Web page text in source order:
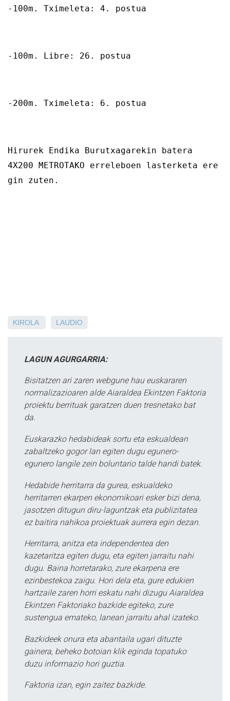
-100m. Tximeleta: 4. postua
-100m. Libre: 26. postua
-200m. Tximeleta: 6. postua
Hirurek Endika Burutxagarekin batera
4X200 METROTAKO erreleboen lasterketa ere
gin zuten.
KIROLA LAUDIO
LAGUN AGURGARRIA:
Bisitatzen ari zaren webgune hau euskararen
normalizazioaren alde Aiaraldea Ekintzen Faktoria
proiektu berrituak garatzen duen tresnetako bat
da.
Euskarazko hedabideak sortu eta eskualdean
zabaltzeko gogor lan egiten dugu egunero-
egunero langile zein boluntario talde handi batek.
Hedabide herritarra da gurea, eskualdeko
herritarren ekarpen ekonomikoari esker bizi dena,
jasotzen ditugun diru-laguntzak eta publizitatea
ez baitira nahikoa proiektuak aurrera egin dezan.
Herritarra, anitza eta independentea den
kazetaritza egiten dugu, eta egiten jarraitu nahi
dugu. Baina horretarako, zure ekarpena ere
ezinbestekoa zaigu. Hori dela eta, gure edukien
hartzaile zaren horri eskatu nahi dizugu Aiaraldea
Ekintzen Faktoriako bazkide egiteko, zure
sustengua emateko, lanean jarraitu ahal izateko.
Bazkideek onura eta abantaila ugari dituzte
gainera, beheko botoian klik eginda topatuko
duzu informazio hori guztia.
Faktoria izan, egin zaitez bazkide.